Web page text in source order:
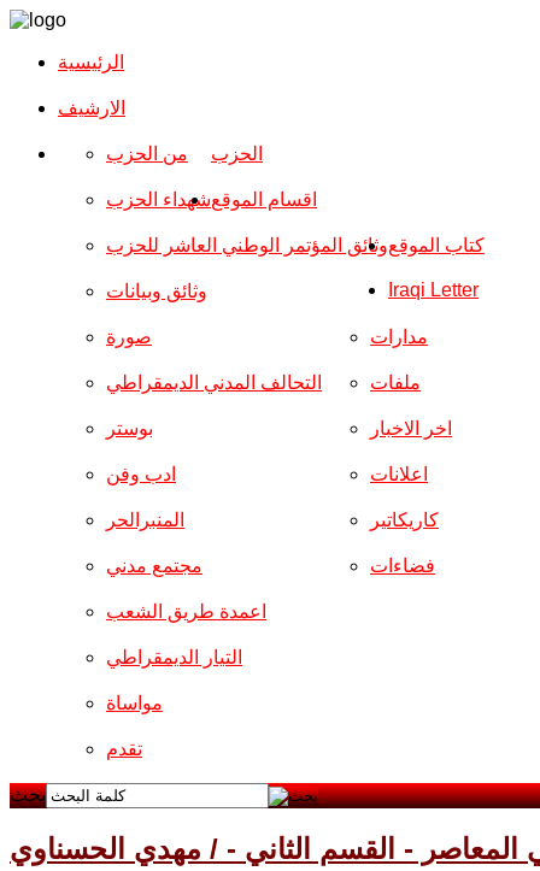
الرئيسية
الارشیف
الحزب من الحزب
شهداء الحزب
وثائق المؤتمر الوطني العاشر للحزب
وثائق وبيانات
اقسام الموقع
صورة
التحالف المدني الديمقراطي
بوستر
ادب وفن
المنبرالحر
مجتمع مدني
مدارات
ملفات
اخر الاخبار
اعلانات
كاريكاتير
فضاءات
اعمدة طريق الشعب
التيار الديمقراطي
مواساة
تقدم
كتاب الموقع
Iraqi Letter
بحث
المعاصر - القسم الثاني - / مهدي الحسناوي